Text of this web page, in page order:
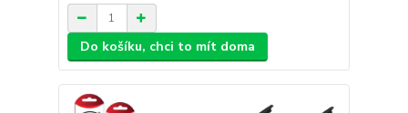
Do košíku, chci to mít doma